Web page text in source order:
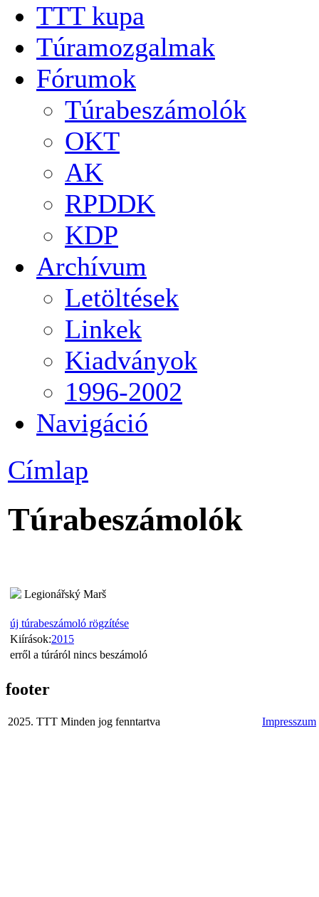
TTT kupa
Túramozgalmak
Fórumok
Túrabeszámolók
OKT
AK
RPDDK
KDP
Archívum
Letöltések
Linkek
Kiadványok
1996-2002
Navigáció
Címlap
Túrabeszámolók
Legionářský Marš
új túrabeszámoló rögzítése
Kiírások:2015
erről a túráról nincs beszámoló
footer
2025. TTT Minden jog fenntartva Impresszum